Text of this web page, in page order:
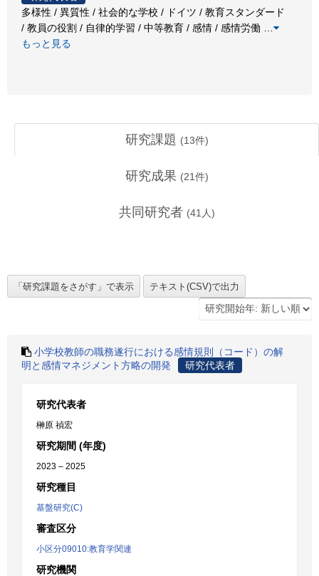
多様性 / 異質性 / 社会的な学校 / ドイツ / 教育スタンダード
/ 教員の役割 / 自律的学習 / 中等教育 / 感情 / 感情労働
もっと見る
研究課題 (13件)
研究成果 (21件)
共同研究者 (41 人)
小学校教師の職務遂行における感情規則（コード）の解
明と感情マネジメント方略の開発
研究代表者
研究代表者
榊原 禎宏
研究期間 (年度)
2023 – 2025
研究種目
基盤研究(C)
審査区分
小区分09010:教育学関連
研究機関